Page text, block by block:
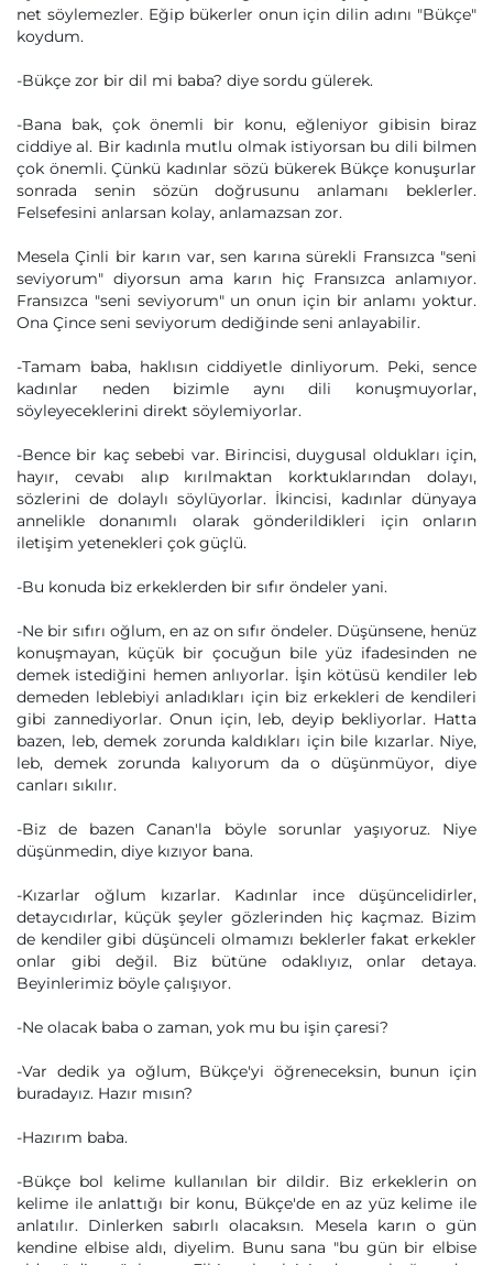
net söylemezler. Eğip bükerler onun için dilin adını "Bükçe"
koydum.
-Bükçe zor bir dil mi baba? diye sordu gülerek.
-Bana bak, çok önemli bir konu, eğleniyor gibisin biraz
ciddiye al. Bir kadınla mutlu olmak istiyorsan bu dili bilmen
çok önemli. Çünkü kadınlar sözü bükerek Bükçe konuşurlar
sonrada senin sözün doğrusunu anlamanı beklerler.
Felsefesini anlarsan kolay, anlamazsan zor.
Mesela Çinli bir karın var, sen karına sürekli Fransızca "seni
seviyorum" diyorsun ama karın hiç Fransızca anlamıyor.
Fransızca "seni seviyorum" un onun için bir anlamı yoktur.
Ona Çince seni seviyorum dediğinde seni anlayabilir.
-Tamam baba, haklısın ciddiyetle dinliyorum. Peki, sence
kadınlar neden bizimle aynı dili konuşmuyorlar,
söyleyeceklerini direkt söylemiyorlar.
-Bence bir kaç sebebi var. Birincisi, duygusal oldukları için,
hayır, cevabı alıp kırılmaktan korktuklarından dolayı,
sözlerini de dolaylı söylüyorlar. İkincisi, kadınlar dünyaya
annelikle donanımlı olarak gönderildikleri için onların
iletişim yetenekleri çok güçlü.
-Bu konuda biz erkeklerden bir sıfır öndeler yani.
-Ne bir sıfırı oğlum, en az on sıfır öndeler. Düşünsene, henüz
konuşmayan, küçük bir çocuğun bile yüz ifadesinden ne
demek istediğini hemen anlıyorlar. İşin kötüsü kendiler leb
demeden leblebiyi anladıkları için biz erkekleri de kendileri
gibi zannediyorlar. Onun için, leb, deyip bekliyorlar. Hatta
bazen, leb, demek zorunda kaldıkları için bile kızarlar. Niye,
leb, demek zorunda kalıyorum da o düşünmüyor, diye
canları sıkılır.
-Biz de bazen Canan'la böyle sorunlar yaşıyoruz. Niye
düşünmedin, diye kızıyor bana.
-Kızarlar oğlum kızarlar. Kadınlar ince düşüncelidirler,
detaycıdırlar, küçük şeyler gözlerinden hiç kaçmaz. Bizim
de kendiler gibi düşünceli olmamızı beklerler fakat erkekler
onlar gibi değil. Biz bütüne odaklıyız, onlar detaya.
Beyinlerimiz böyle çalışıyor.
-Ne olacak baba o zaman, yok mu bu işin çaresi?
-Var dedik ya oğlum, Bükçe'yi öğreneceksin, bunun için
buradayız. Hazır mısın?
-Hazırım baba.
-Bükçe bol kelime kullanılan bir dildir. Biz erkeklerin on
kelime ile anlattığı bir konu, Bükçe'de en az yüz kelime ile
anlatılır. Dinlerken sabırlı olacaksın. Mesela karın o gün
kendine elbise aldı, diyelim. Bunu sana "bu gün bir elbise